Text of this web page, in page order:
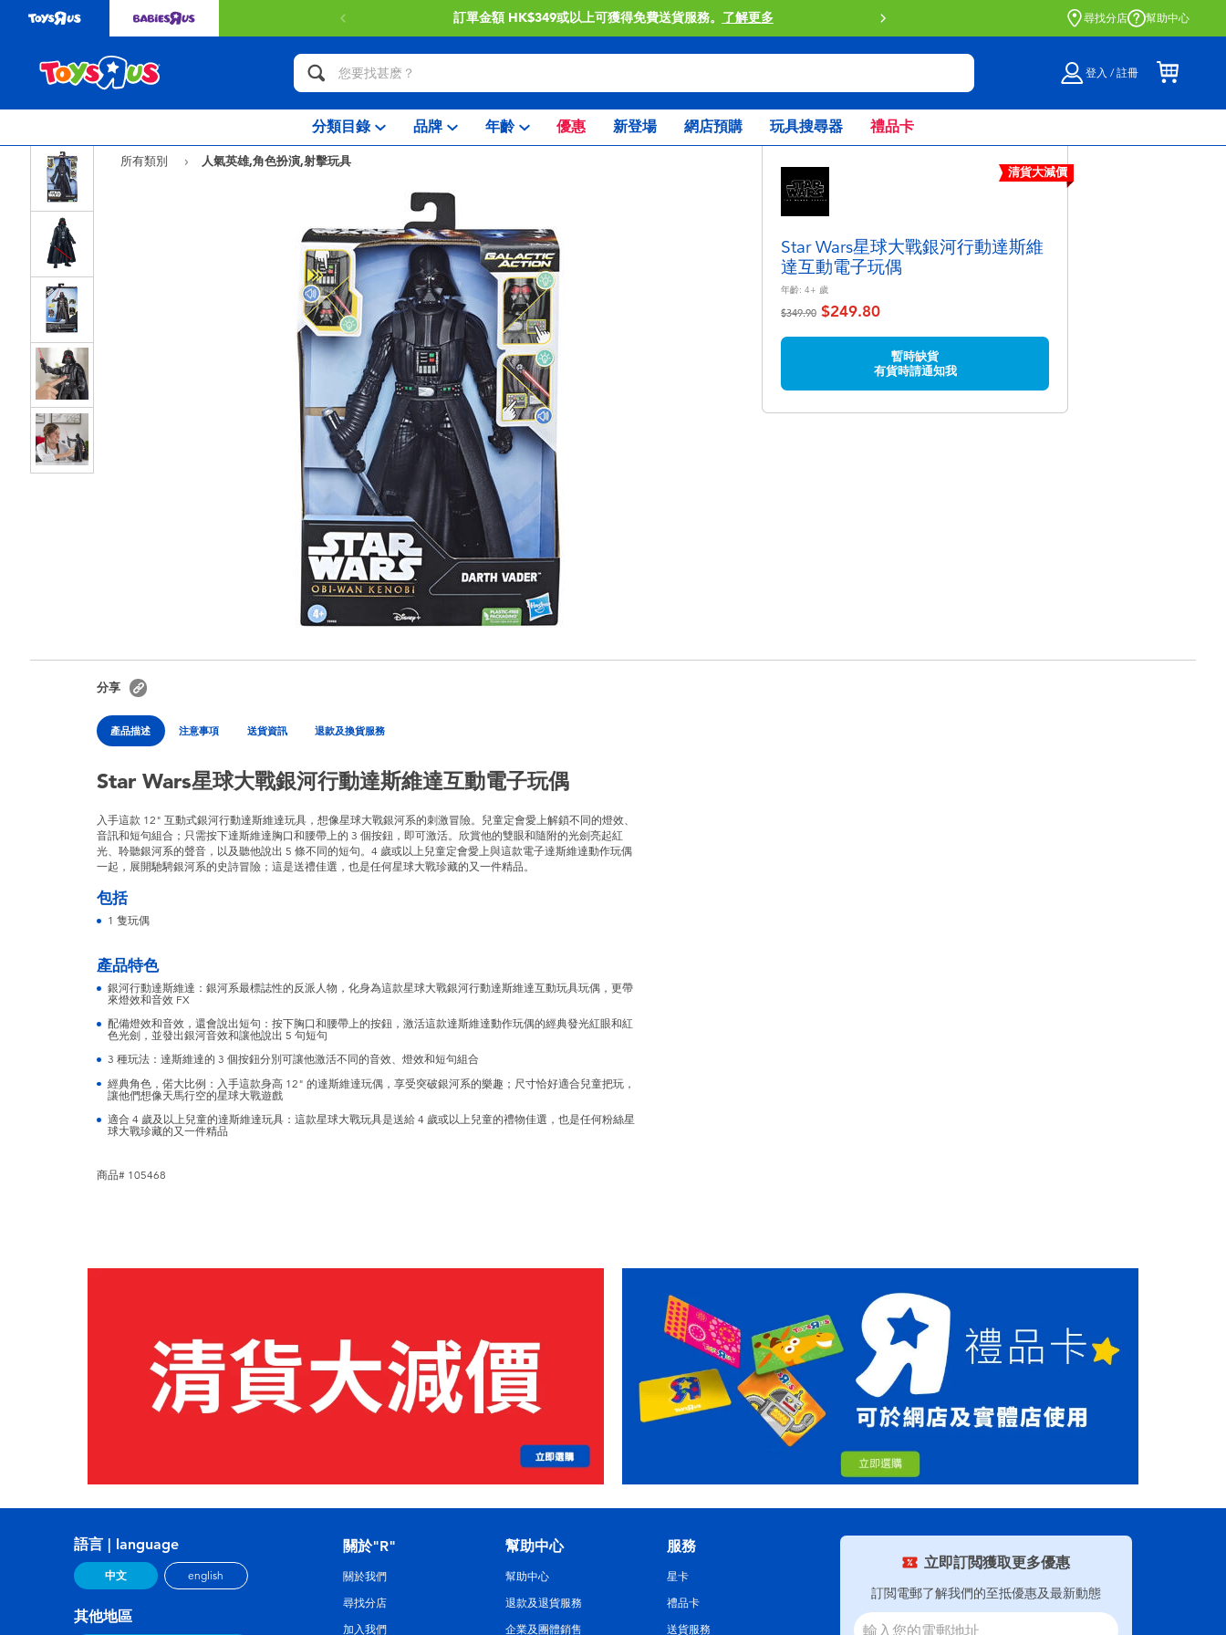
訂單金額 HK$349或以上可獲得免費送貨服務。 了解更多 門店自取服務 網上購買並在店內
尋找分店 幫助中心
登入 / 註冊
分類目錄 品牌 年齡 優惠 新登場 網店預購 玩具搜尋器 禮品卡
所有類別
人氣英雄,角色扮演,射擊玩具
清貨大減價
Star Wars星球大戰銀河行動達斯維
達互動電子玩偶
年齡: 4+ 歲
價格從
$349.90至$249.80
暫時缺貨
有貨時請通知我
分享
產品描述 注意事項 送貨資訊 退款及換貨服務
Star Wars星球大戰銀河行動達斯維達互動電子玩偶
入手這款 12" 互動式銀河行動達斯維達玩具，想像星球大戰銀河系的刺激冒險。兒童定會愛上解鎖不同的燈效、
音訊和短句組合；只需按下達斯維達胸口和腰帶上的 3 個按鈕，即可激活。欣賞他的雙眼和隨附的光劍亮起紅
光、聆聽銀河系的聲音，以及聽他說出 5 條不同的短句。4 歲或以上兒童定會愛上與這款電子達斯維達動作玩偶
一起，展開馳騁銀河系的史詩冒險；這是送禮佳選，也是任何星球大戰珍藏的又一件精品。
包括
1 隻玩偶
產品特色
銀河行動達斯維達：銀河系最標誌性的反派人物，化身為這款星球大戰銀河行動達斯維達互動玩具玩偶，更帶
來燈效和音效 FX
配備燈效和音效，還會說出短句：按下胸口和腰帶上的按鈕，激活這款達斯維達動作玩偶的經典發光紅眼和紅
色光劍，並發出銀河音效和讓他說出 5 句短句
3 種玩法：達斯維達的 3 個按鈕分別可讓他激活不同的音效、燈效和短句組合
經典角色，偌大比例：入手這款身高 12" 的達斯維達玩偶，享受突破銀河系的樂趣；尺寸恰好適合兒童把玩，
讓他們想像天馬行空的星球大戰遊戲
適合 4 歲及以上兒童的達斯維達玩具：這款星球大戰玩具是送給 4 歲或以上兒童的禮物佳選，也是任何粉絲星
球大戰珍藏的又一件精品
商品# 105468
立即訂閲獲取更多優惠
訂閲電郵了解我們的至抵優惠及最新動態
語言 | language
中文 english
其他地區
關於"R"
關於我們
尋找分店
加入我們
幫助中心
幫助中心
退款及退貨服務
企業及團體銷售
服務
星卡
禮品卡
送貨服務